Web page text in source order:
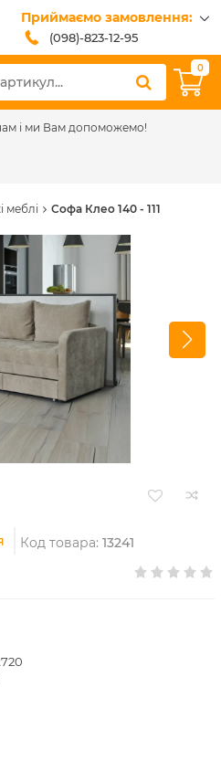
Приймаємо замовлення:
(098)-823-12-95
(099)-608-42-32
(093)-618-62-02
sales@meblium.com.ua
0
і ми Вам допоможемо!
меблі Софа Клео 140 - 111
Код товара: 13241